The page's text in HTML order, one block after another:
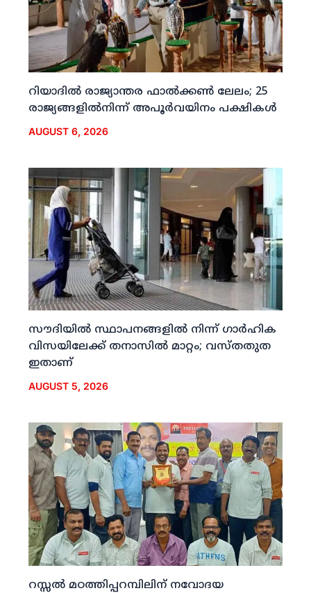
റിയാദില്‍ രാജ്യാന്തര ഫാല്‍ക്കണ്‍ ലേലം; 25
രാജ്യങ്ങളില്‍നിന്ന് അപൂര്‍വയിനം പക്ഷികള്‍
AUGUST 6, 2026
സൗദിയില്‍ സ്ഥാപനങ്ങളില്‍ നിന്ന് ഗാര്‍ഹിക
വിസയിലേക്ക് തനാസില്‍ മാറ്റം; വസ്തതുത
ഇതാണ്
AUGUST 5, 2026
റസ്സല്‍ മഠത്തിപ്പറമ്പിലിന് നവോദയ